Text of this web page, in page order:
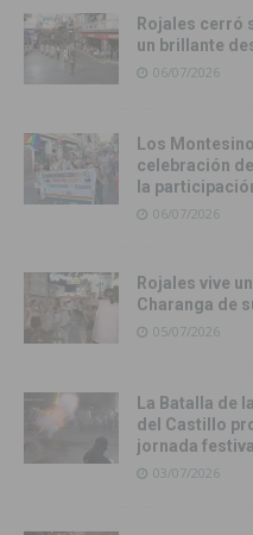
Rojales cerró
un brillante
06/07/2026
Los
celebración
la
06/07/2026
Rojales vive
Charanga de
05/07/2026
La Batalla de
del Castillo
jornada
03/07/2026